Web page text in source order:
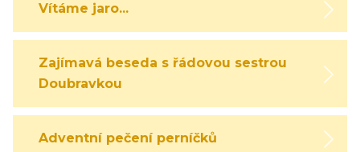
Vítáme jaro...
Zajímavá beseda s řádovou sestrou
Doubravkou
Adventní pečení perníčků